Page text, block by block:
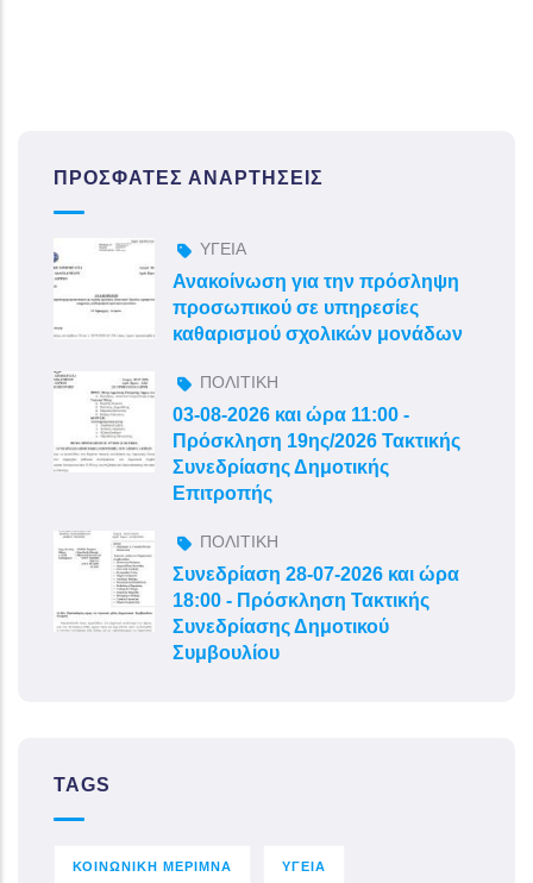
ΠΡΌΣΦΑΤΕΣ ΑΝΑΡΤΉΣΕΙΣ
ΥΓΕΙΑ
Ανακοίνωση για την πρόσληψη
προσωπικού σε υπηρεσίες
καθαρισμού σχολικών μονάδων
ΠΟΛΙΤΙΚΗ
03-08-2026 και ώρα 11:00 -
Πρόσκληση 19ης/2026 Τακτικής
Συνεδρίασης Δημοτικής
Επιτροπής
ΠΟΛΙΤΙΚΗ
Συνεδρίαση 28-07-2026 και ώρα
18:00 - Πρόσκληση Τακτικής
Συνεδρίασης Δημοτικού
Συμβουλίου
TAGS
ΚΟΙΝΩΝΙΚΗ ΜΕΡΙΜΝΑ ΥΓΕΙΑ